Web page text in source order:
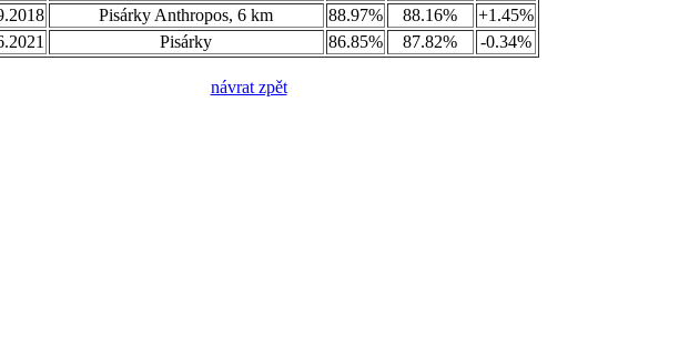
Pisárky Anthropos, 6 km 88.97% 88.16%
+1.45%
Pisárky 86.85% 87.82% -0.34%
návrat zpět